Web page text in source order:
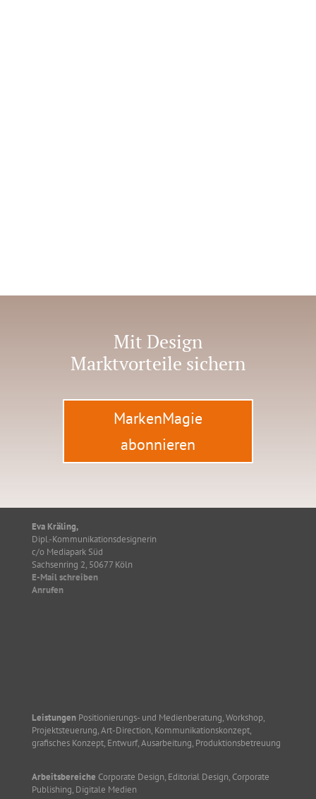
Mit Design
Marktvorteile sichern
MarkenMagie
abonnieren
Eva Kräling,
Dipl.-Kommunikationsdesignerin
c/o Mediapark Süd
Sachsenring 2, 50677 Köln
E-Mail schreiben
Anrufen
LeistungenPositionierungs- und Medienberatung, Workshop,
Projektsteuerung, Art-Direction, Kommunikationskonzept,
grafisches Konzept, Entwurf, Ausarbeitung, Produktionsbetreuung
Arbeitsbereiche Corporate Design, Editorial Design, Corporate
Publishing, Digitale Medien